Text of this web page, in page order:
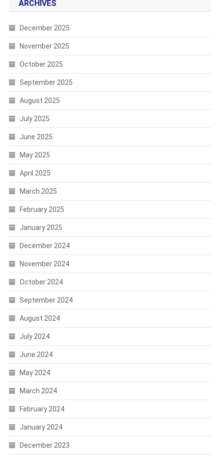
ARCHIVES
December 2025
November 2025
October 2025
September 2025
August 2025
July 2025
June 2025
May 2025
April 2025
March 2025
February 2025
January 2025
December 2024
November 2024
October 2024
September 2024
August 2024
July 2024
June 2024
May 2024
March 2024
February 2024
January 2024
December 2023